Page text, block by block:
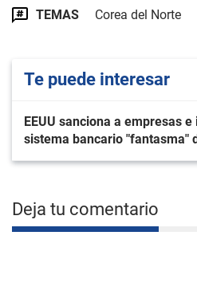
TEMAS Corea del Norte
Te puede interesar
EEUU sanciona a empresas
sistema bancario "fantasma"
Deja tu comentario